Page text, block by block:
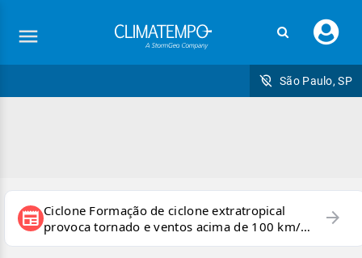
seu
São Paulo, SP
newspaper Ciclone Formação de ciclone extratropical
provoca tornado e ventos acima de 100 km/h
no RS
arrow_forward